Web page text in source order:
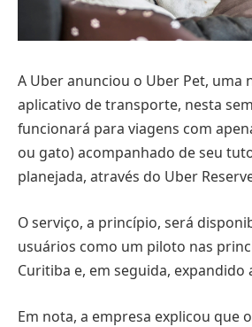
A Uber anunciou o Uber Pet, uma
aplicativo de transporte, nesta
funcionará para viagens com
ou gato) acompanhado de seu
planejada, através do Uber
O serviço, a princípio, será
usuários como um piloto nas
Curitiba e, em seguida, expandido
Em nota, a empresa explicou que